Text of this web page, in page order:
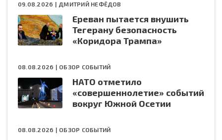
09.08.2026 | ДМИТРИЙ НЕФЁДОВ
Ереван пытается внушить
Тегерану безопасность
«Коридора Трампа»
08.08.2026 | ОБЗОР СОБЫТИЙ
НАТО отметило
«совершеннолетие» событий
вокруг Южной Осетии
08.08.2026 | ОБЗОР СОБЫТИЙ